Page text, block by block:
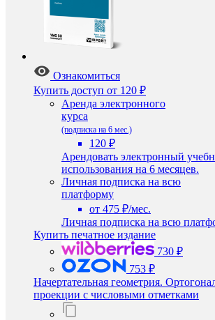
Ознакомиться
Купить доступ от 120 ₽
Аренда электронного
курса
(подписка на 6 мес.)
120 ₽
Арендовать электронный
использования на 6 месяцев.
Личная подписка на всю
платформу
от 475 ₽/мес.
Личная подписка на всю
Купить печатное издание
730 ₽
753 ₽
Начертательная геометрия.
проекции с числовыми отметками